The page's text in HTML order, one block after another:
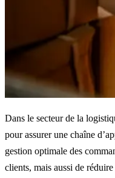
Dans le secteur de la
pour assurer une chaîne
gestion optimale des
clients, mais aussi de